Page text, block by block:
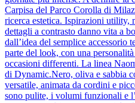
Carpisa del Parco Corolla di
ricerca estetica. Ispirazioni
dettagli a contrasto danno vita a
dall’idea del semplice accessorio
parte del look, con una
occasioni differenti. La linea
di Dynamic.Nero, oliva e sabbia
versatile, animata da cordini e
sono pulite, i volumi funzionali e